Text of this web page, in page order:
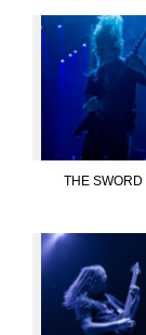
THE SWORD